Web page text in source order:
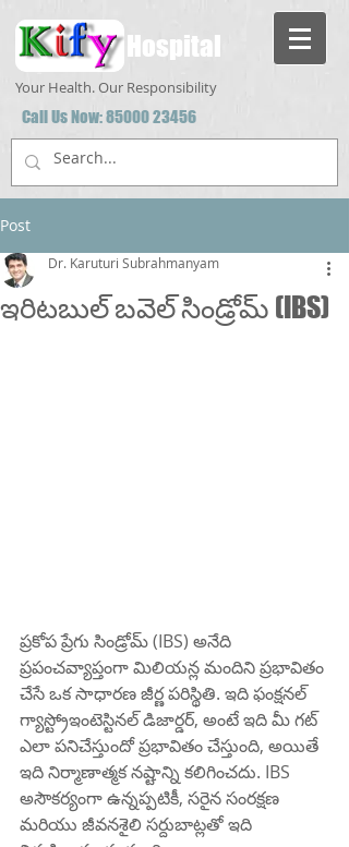
Hospital
Your Health. Our Responsibility
Call Us Now:85000 23456
Post
ఇరిటబుల్ బవెల్ సిండ్రోమ్ (IBS)
Dr. Karuturi Subrahmanyam
ప్రకోప ప్రేగు సిండ్రోమ్ (IBS) అనేది
ప్రపంచవ్యాప్తంగా మిలియన్ల మందిని ప్రభావితం
చేసే ఒక సాధారణ జీర్ణ పరిస్థితి. ఇది ఫంక్షనల్
గ్యాస్ట్రోఇంటెస్టినల్ డిజార్డర్, అంటే ఇది మీ గట్
ఎలా పనిచేస్తుందో ప్రభావితం చేస్తుంది, అయితే
ఇది నిర్మాణాత్మక నష్టాన్ని కలిగించదు. IBS
అసౌకర్యంగా ఉన్నప్పటికీ, సరైన సంరక్షణ
మరియు జీవనశైలి సర్దుబాట్లతో ఇది